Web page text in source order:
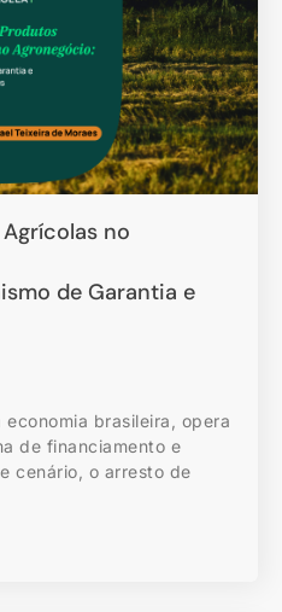
no
de Garantia e
brasileira, opera
de financiamento e
cenário, o arresto de